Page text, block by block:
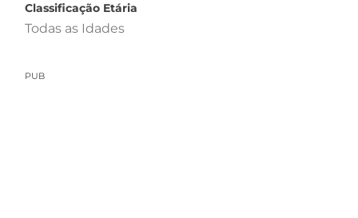
Classificação Etária
Todas as Idades
PUB